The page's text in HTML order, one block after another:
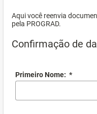
Aqui você reenvia
pela PROGRAD.
Confirmação de
Primeiro Nome: *